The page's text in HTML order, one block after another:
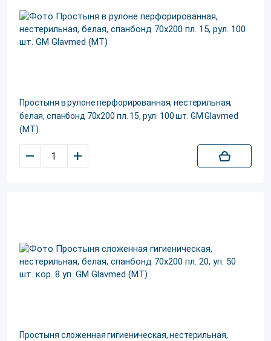
Простыня в рулоне перфорированная, нестерильная,
белая, спанбонд 70х200 пл. 15, рул. 100 шт. GM Glavmed
(МТ)
– +
Простыня сложенная гигиеническая, нестерильная,